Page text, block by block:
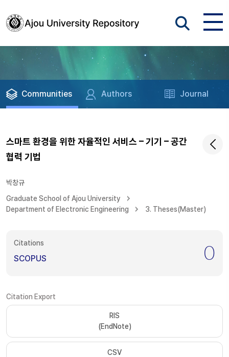
Communities Authors Journal
스마트 환경을 위한 자율적인 서비스 – 기기 – 공간
협력 기법
박창규
Graduate School of Ajou University
Department of Electronic Engineering
3. Theses(Master)
Citations
SCOPUS 0
Citation Export
RIS
(EndNote)
CSV